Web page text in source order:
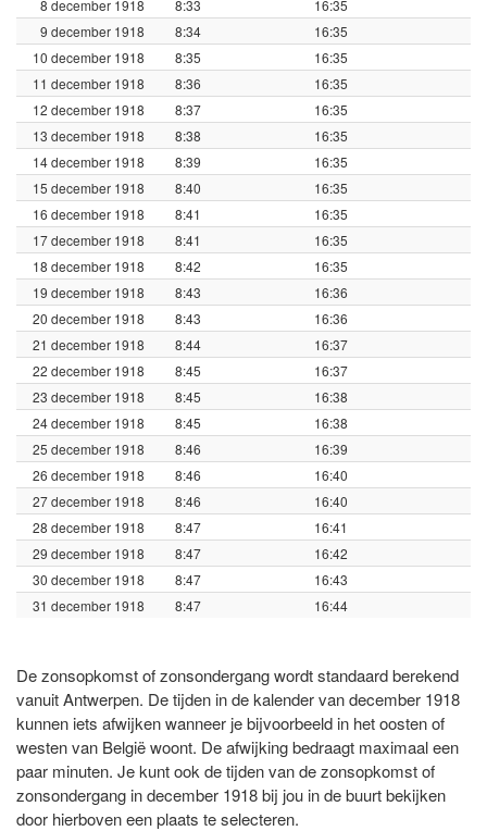
8 december 1918 8:33
16:35
9 december 1918
8:34
16:35
10 december 1918
8:35
16:35
11 december 1918
8:36
16:35
12 december 1918
8:37
16:35
13 december 1918
8:38
16:35
14 december 1918
8:39
16:35
15 december 1918
8:40
16:35
16 december 1918
8:41
16:35
17 december 1918
8:41
16:35
18 december 1918
8:42
16:35
19 december 1918
8:43
16:36
20 december 1918
8:43
16:36
21 december 1918
8:44
16:37
22 december 1918
8:45
16:37
23 december 1918
8:45
16:38
24 december 1918
8:45
16:38
25 december 1918
8:46
16:39
26 december 1918
8:46
16:40
27 december 1918
8:46
16:40
28 december 1918
8:47
16:41
29 december 1918
8:47
16:42
30 december 1918
8:47
16:43
31 december 1918
8:47 16:44
De zonsopkomst of zonsondergang wordt standaard berekend
vanuit Antwerpen. De tijden in de kalender van december 1918
kunnen iets afwijken wanneer je bijvoorbeeld in het oosten of
westen van België woont. De afwijking bedraagt maximaal een
paar minuten. Je kunt ook de tijden van de zonsopkomst of
zonsondergang in december 1918 bij jou in de buurt bekijken
door hierboven een plaats te selecteren.